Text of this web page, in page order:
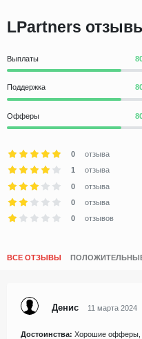
LPartners
Выплаты
Поддержка
Офферы
0
отзыва
1
отзыва
0
отзыва
0
отзыва
0
отзывов
ВСЕ ОТЗЫВЫ
Денис 11 марта 2024
Достоинства: Хорошие офферы,